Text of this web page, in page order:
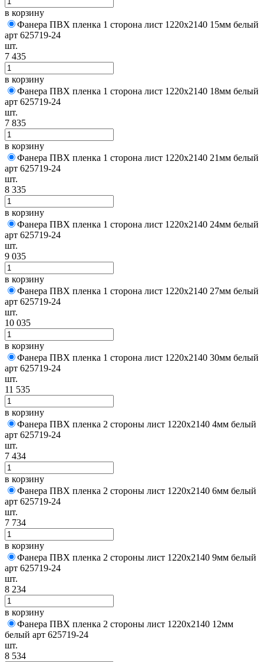
в корзину
Фанера ПВХ пленка 1 сторона лист 1220х2140 15мм белый
арт 625719-24
шт.
7 435
в корзину
Фанера ПВХ пленка 1 сторона лист 1220х2140 18мм белый
арт 625719-24
шт.
7 835
в корзину
Фанера ПВХ пленка 1 сторона лист 1220х2140 21мм белый
арт 625719-24
шт.
8 335
в корзину
Фанера ПВХ пленка 1 сторона лист 1220х2140 24мм белый
арт 625719-24
шт.
9 035
в корзину
Фанера ПВХ пленка 1 сторона лист 1220х2140 27мм белый
арт 625719-24
шт.
10 035
в корзину
Фанера ПВХ пленка 1 сторона лист 1220х2140 30мм белый
арт 625719-24
шт.
11 535
в корзину
Фанера ПВХ пленка 2 стороны лист 1220х2140 4мм белый
арт 625719-24
шт.
7 434
в корзину
Фанера ПВХ пленка 2 стороны лист 1220х2140 6мм белый
арт 625719-24
шт.
7 734
в корзину
Фанера ПВХ пленка 2 стороны лист 1220х2140 9мм белый
арт 625719-24
шт.
8 234
в корзину
Фанера ПВХ пленка 2 стороны лист 1220х2140 12мм
белый арт 625719-24
шт.
8 534